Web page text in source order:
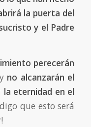
la puerta del
y el Padre
perecerán
y no alcanzarán el
la eternidad en el
que esto será